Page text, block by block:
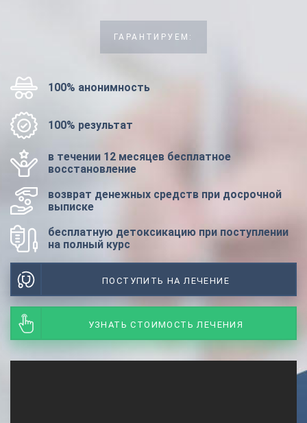
ГАРАНТИРУЕМ:
100% анонимность
100% результат
в течении 12 месяцев бесплатное
восстановление
возврат денежных средств при досрочной
выписке
бесплатную детоксикацию при поступлении
на полный курс
ПОСТУПИТЬ НА ЛЕЧЕНИЕ
УЗНАТЬ СТОИМОСТЬ ЛЕЧЕНИЯ